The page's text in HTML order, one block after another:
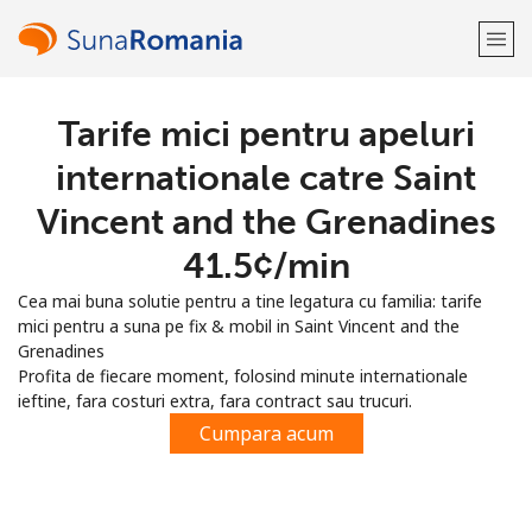
Bine-ai venit!
Inregistreaza-te cu
sau
Tarife mici pentru apeluri
internationale catre Saint
Vincent and the Grenadines
⁦41.5¢⁩/min
Cea mai buna solutie pentru a tine legatura cu familia: tarife
mici pentru a suna pe fix & mobil in Saint Vincent and the
Grenadines
Profita de fiecare moment, folosind minute internationale
ieftine, fara costuri extra, fara contract sau trucuri.
Cumpara acum